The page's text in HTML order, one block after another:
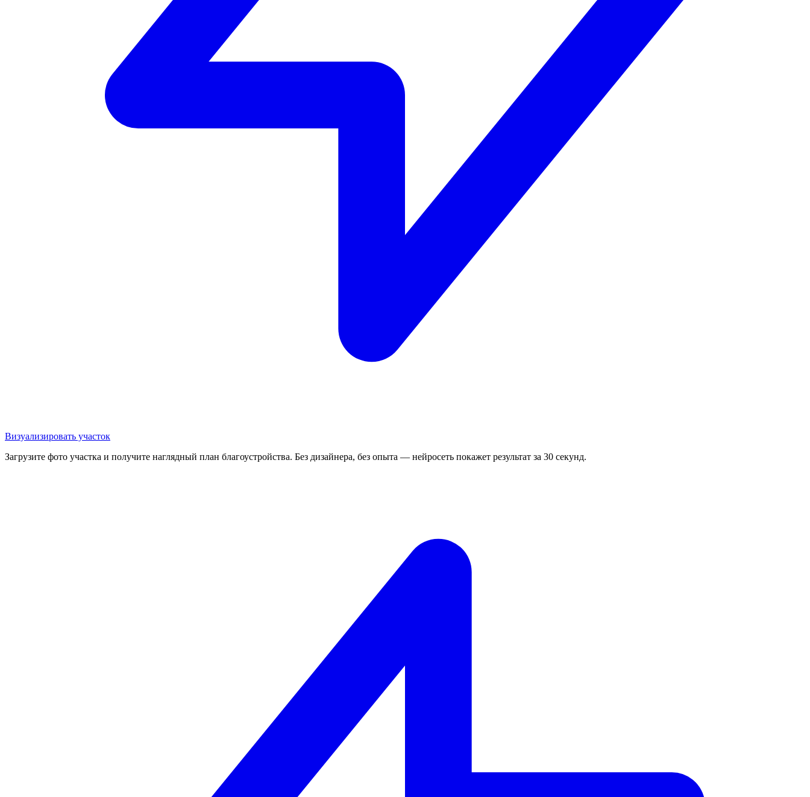
Визуализировать участок
Загрузите фото участка и получите наглядный план благоустройства. Без дизайнера, без опыта — нейросеть покажет результат за 30 секунд.